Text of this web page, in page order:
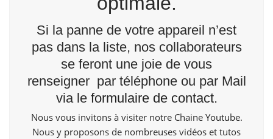
Si la panne de votre appareil n’est
pas dans la liste, nos collaborateurs
se feront une joie de vous
renseigner par téléphone ou par Mail
via le formulaire de contact.
Nous vous invitons à visiter notre Chaine Youtube.
Nous y proposons de nombreuses vidéos et tutos